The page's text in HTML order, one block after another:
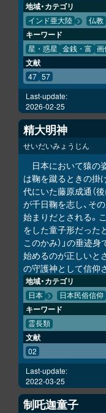
地域・カテゴリ
インド亜大陸 仏教
キーワード
星・惑星 金銭・富 画
文献
47 57
Last-update:
2026-02-25
精大明神
せいだいみょうじん
日本において猿の
は鞠を蹴るときの掛
代にいた藤原成通（
が千日鞠を志し、そ
始まりだとされる。
をした童子形だった
このかみ）」の垂迹
始めるのが正しいと
の守護神として信仰
地域・カテゴリ
日本 日本民俗信仰
キーワード
霊長類
文献
02
Last-update:
2022-03-25
制吒迦童子